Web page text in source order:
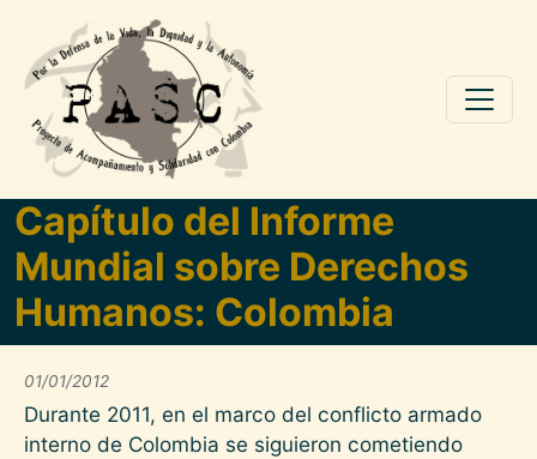
Pasar al contenido principal
Capítulo del Informe
Mundial sobre Derechos
Humanos: Colombia
01/01/2012
Durante 2011, en el marco del conflicto armado
interno de Colombia se siguieron cometiendo